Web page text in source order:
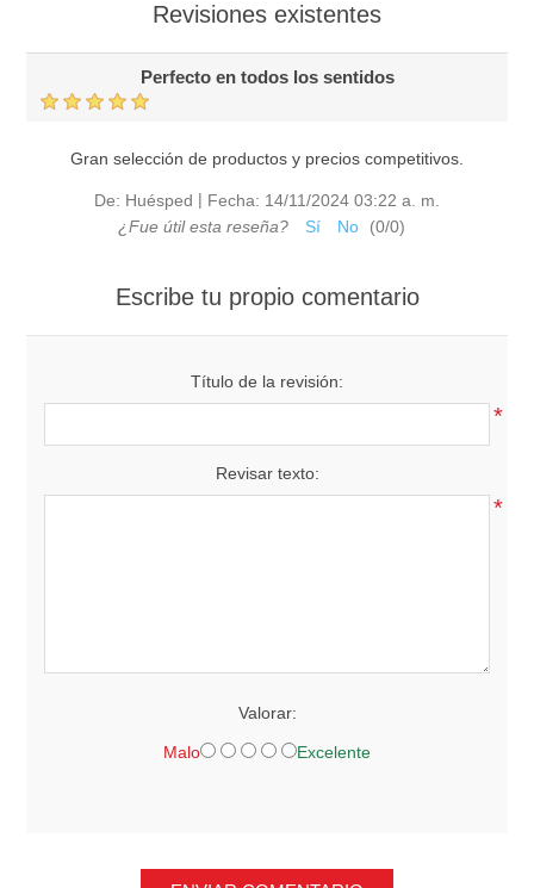
Revisiones existentes
Perfecto en todos los sentidos
Gran selección de productos y precios competitivos.
De: Huésped | Fecha: 14/11/2024 03:22 a. m.
¿Fue útil esta reseña?
Sí No (0/0)
Escribe tu propio comentario
Título de la revisión:
*
Revisar texto:
*
Valorar:
Malo Excelente